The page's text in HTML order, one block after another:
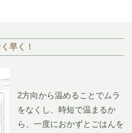
早く！
2方向から温めることでムラ
をなくし、時短で温まるか
ら、一度におかずとごはんを